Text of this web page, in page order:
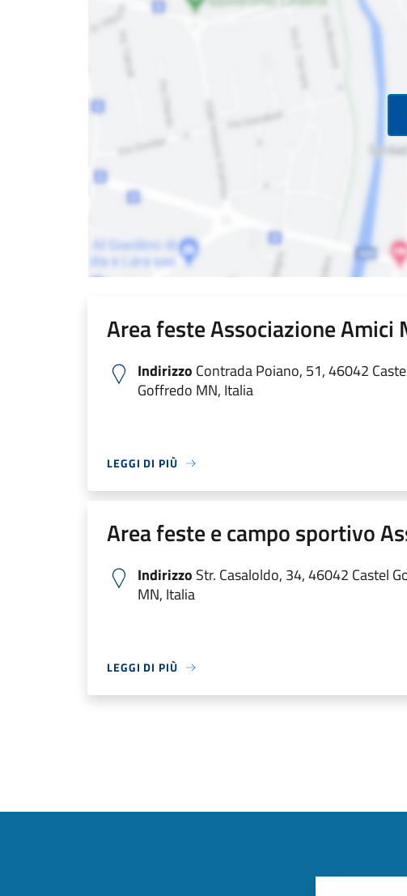
Area feste Associazione Amici
Indirizzo Contrada Poiano, 51, 46042
Goffredo MN, Italia
LEGGI DI PIÙ
Area feste e campo sportivo
Indirizzo Str. Casaloldo, 34, 46042 Castel
MN, Italia
LEGGI DI PIÙ